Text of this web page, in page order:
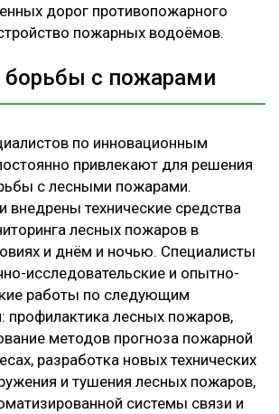
дорог противопожарного
пожарных водоёмов.
борьбы с пожарами
по инновационным
привлекают для решения
с лесными пожарами.
внедрены технические средства
лесных пожаров в
и днём и ночью. Специалисты
исследовательские и опытно-
работы по следующим
профилактика лесных пожаров,
методов прогноза пожарной
разработка новых технических
и тушения лесных пожаров,
системы связи и